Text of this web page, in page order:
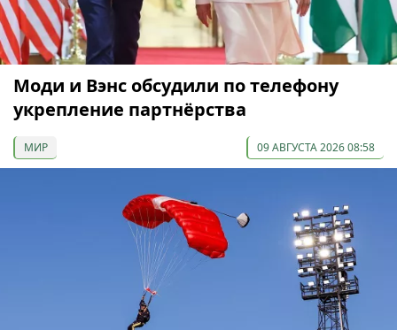
Моди и Вэнс обсудили по телефону
укрепление партнёрства
МИР 09 АВГУСТА 2026 08:58